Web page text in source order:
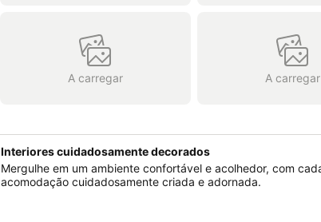
A carregar A carregar
Interiores cuidadosamente decorados
Mergulhe em um ambiente confortável e acolhedor, com
acomodação cuidadosamente criada e adornada.